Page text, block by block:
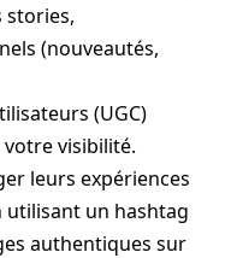
stories,
(nouveautés,
(UGC)
visibilité.
leurs expériences
un hashtag
authentiques sur